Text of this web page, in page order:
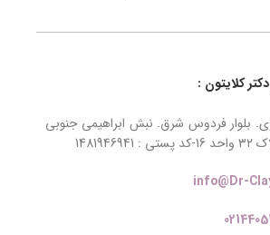
کلایتون :
بلوار فردوس شرق. نبش ابراهیمی جنوبی
info@Dr-